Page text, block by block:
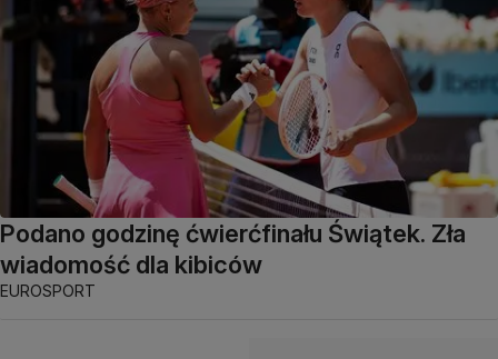
Podano godzinę ćwierćfinału Świątek. Zła
wiadomość dla kibiców
EUROSPORT